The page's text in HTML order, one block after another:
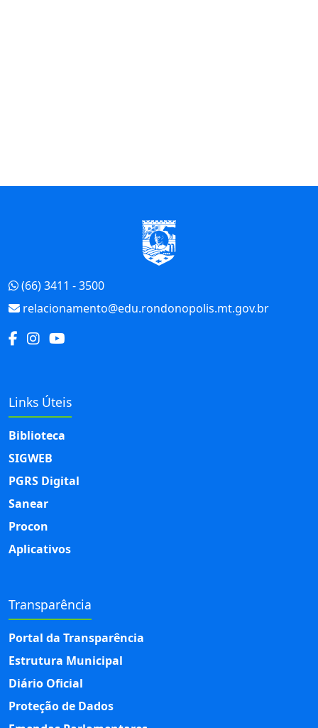
(66) 3411 - 3500
relacionamento@edu.rondonopolis.mt.gov.br
Links Úteis
Biblioteca
SIGWEB
PGRS Digital
Sanear
Procon
Aplicativos
Transparência
Portal da Transparência
Estrutura Municipal
Diário Oficial
Proteção de Dados